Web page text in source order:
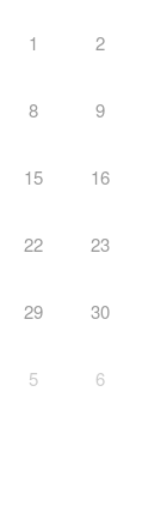
1 2
8 9
15 16
22 23
29 30
5 6